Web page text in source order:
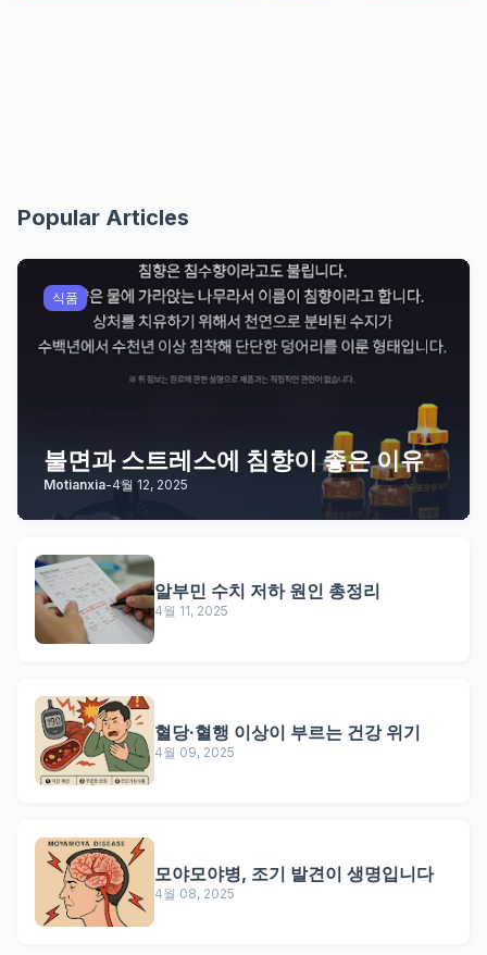
Popular Articles
식품
불면과 스트레스에 침향이 좋은 이유
Motianxia-4월 12, 2025
알부민 수치 저하 원인 총정리
4월 11, 2025
혈당·혈행 이상이 부르는 건강 위기
4월 09, 2025
모야모야병, 조기 발견이 생명입니다
4월 08, 2025